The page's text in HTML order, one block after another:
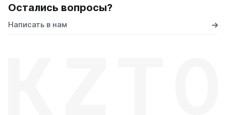
Остались вопросы?
Написать в нам